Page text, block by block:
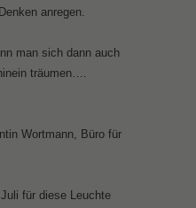
anregen.
man sich dann auch
träumen….
Wortmann, Büro für
für diese Leuchte